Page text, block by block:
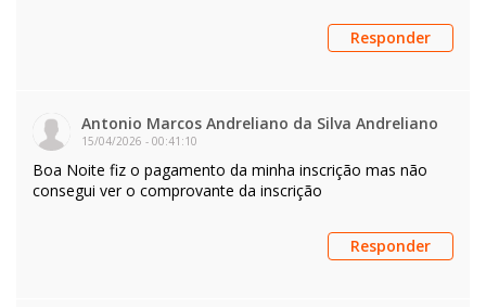
Responder
Antonio Marcos Andreliano da Silva Andreliano
15/04/2026 - 00:41:10
Boa Noite fiz o pagamento da minha inscrição mas não
consegui ver o comprovante da inscrição
Responder